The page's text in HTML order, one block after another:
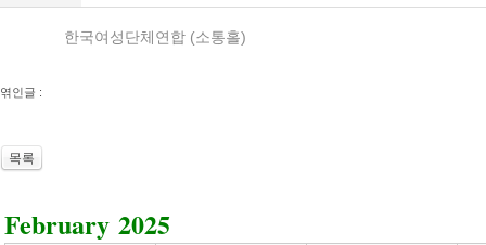
한국여성단체연합 (소통홀)
엮인글 :
목록
February 2025